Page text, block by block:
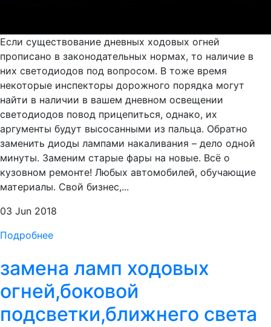
Если существование дневных ходовых огней
прописано в законодательных нормах, то наличие в
них светодиодов под вопросом. В тоже время
некоторые инспекторы дорожного порядка могут
найти в наличии в вашем дневном освещении
светодиодов повод прицепиться, однако, их
аргументы будут высосанными из пальца. Обратно
заменить диоды лампами накаливания – дело одной
минуты. Заменим старые фары на новые. Всё о
кузовном ремонте! Любых автомобилей, обучающие
материалы. Свой бизнес,...
03 Jun 2018
Подробнее
замена ламп ходовых
огней,боковой
подсветки,ближнего света